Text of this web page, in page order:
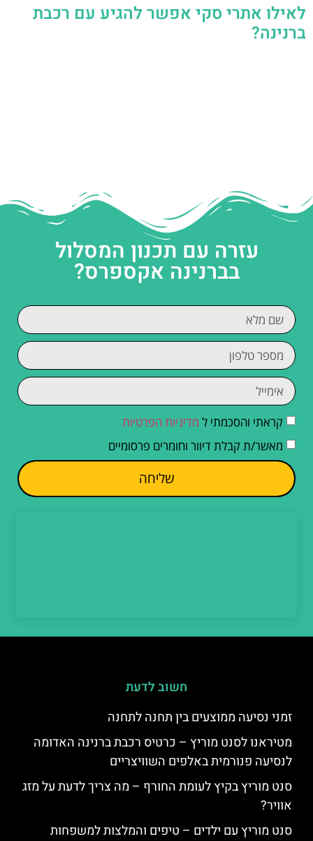
לאילו אתרי סקי אפשר להגיע עם רכבת
ברנינה?
עזרה עם תכנון המסלול
בברנינה אקספרס?
קראתי והסכמתי ל מדיניות הפרטיות
מאשר/ת קבלת דיוור וחומרים פרסומיים
שליחה
חשוב לדעת
זמני נסיעה ממוצעים בין תחנה לתחנה
מטיראנו לסנט מוריץ – כרטיס רכבת ברנינה האדומה
לנסיעה פנורמית באלפים השוויצריים
סנט מוריץ בקיץ לעומת החורף – מה צריך לדעת על מזג
אוויר?
סנט מוריץ עם ילדים – טיפים והמלצות למשפחות